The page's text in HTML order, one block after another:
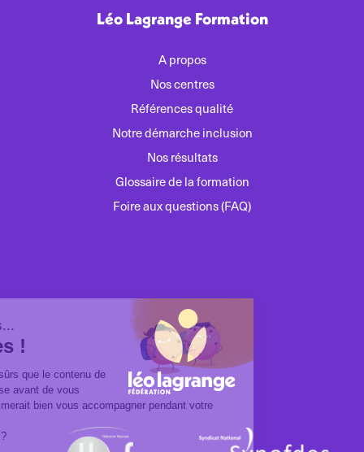
Léo Lagrange Formation
A propos
Nos centres
Références qualité
Notre démarche inclusion
Nos résultats
Glossaire de la formation
Foire aux questions (FAQ)